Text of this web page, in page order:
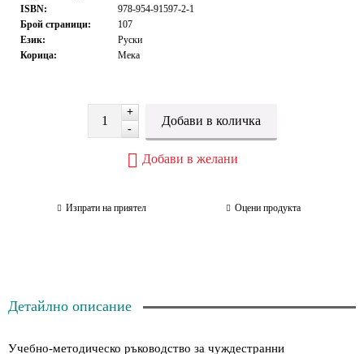
ISBN:
978-954-91597-2-1
Брой страници:
107
Език:
Руски
Корица:
Мека
+
-
Добави в желани
Изпрати на приятел Оцени продукта
Детайлно описание
Учебно-методическо ръководство за чуждестранни